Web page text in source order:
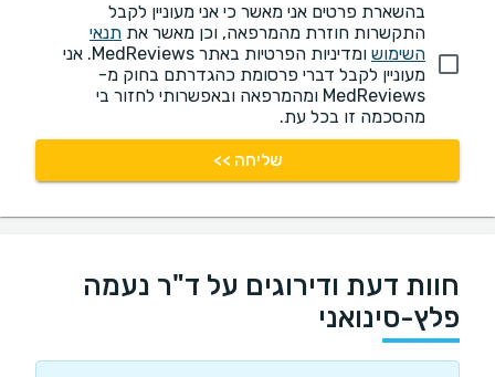
בהשארת פרטים אני מאשר כי אני מעוניין לקבל
התקשרות חוזרת מהמרפאה, וכן מאשר את תנאי
השימוש
ומדיניות הפרטיות באתר MedReviews. אני
מעוניין לקבל דברי פרסומת כהגדרתם בחוק מ-
MedReviews ומהמרפאה ובאפשרותי לחזור בי
מהסכמה זו בכל עת.
שליחה >>
חוות דעת ודירוגים על ד"ר נעמה
פלץ-סינואני